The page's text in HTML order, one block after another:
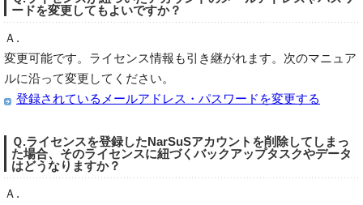
ードを変更してもよいですか？
Ａ.
変更可能です。ライセンス情報も引き継がれます。次のマニュア
ルに沿って変更してください。
登録されているメールアドレス・パスワードを変更する
Ｑ.ライセンスを登録したNarSuSアカウントを削除してしまっ
た場合、そのライセンスに紐づくバックアップタスクやデータ
はどうなりますか？
Ａ.